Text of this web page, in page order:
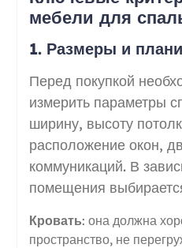
мебели для
1. Размеры и
Перед покупкой
измерить параметры
ширину, высоту
расположение окон,
коммуникаций. В
помещения
Кровать: она должна
пространство, не